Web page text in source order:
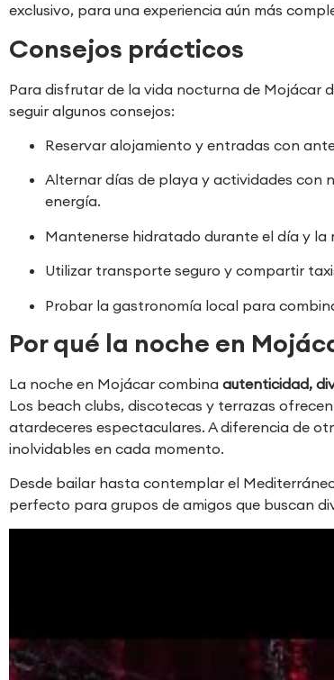
exclusivo, para una experiencia aún más
Consejos prácticos
Para disfrutar de la vida nocturna de Mojácar
seguir algunos consejos:
Reservar alojamiento y entradas con
Alternar días de playa y actividades con
energía.
Mantenerse hidratado durante el día y la
Utilizar transporte seguro y compartir
Probar la gastronomía local para
Por qué la noche en
La noche en Mojácar combina autenticidad,
Los beach clubs, discotecas y terrazas
atardeceres espectaculares. A diferencia de
inolvidables en cada momento.
Desde bailar hasta contemplar el
perfecto para grupos de amigos que buscan